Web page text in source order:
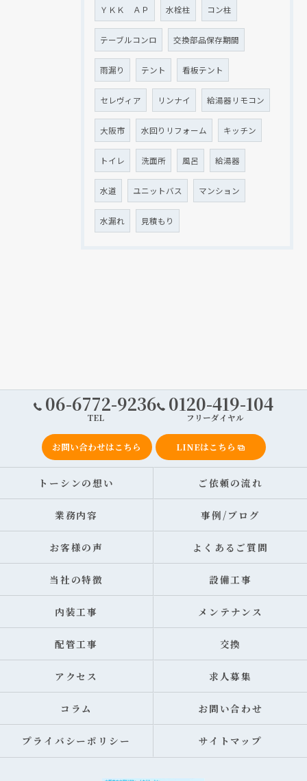
ＹＫＫ ＡＰ 水栓柱 コン柱
テーブルコンロ 交換部品保存期間
雨漏り テント 看板テント
セレヴィア リンナイ 給湯器リモコン
大阪市 水回りリフォーム キッチン
トイレ 洗面所 風呂 給湯器
水道 ユニットバス マンション
水漏れ 見積もり
06-6772-9236
TEL
0120-419-104
フリーダイヤル
お問い合わせはこちら LINEはこちら
トーシンの想い ご依頼の流れ
業務内容 事例/ブログ
お客様の声 よくあるご質問
当社の特徴 設備工事
内装工事 メンテナンス
配管工事 交換
アクセス 求人募集
コラム お問い合わせ
プライバシーポリシー サイトマップ